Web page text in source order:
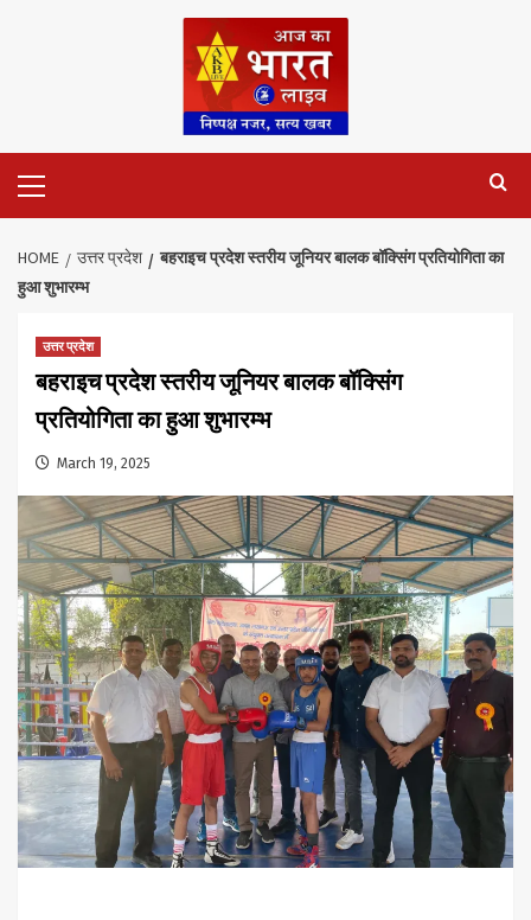
Menu
HOME उत्तर प्रदेश
बहराइच प्रदेश स्तरीय जूनियर बालक बॉक्सिंग प्रतियोगिता का
हुआ शुभारम्भ
उत्तर प्रदेश
बहराइच प्रदेश स्तरीय जूनियर बालक बॉक्सिंग
प्रतियोगिता का हुआ शुभारम्भ
March 19, 2025